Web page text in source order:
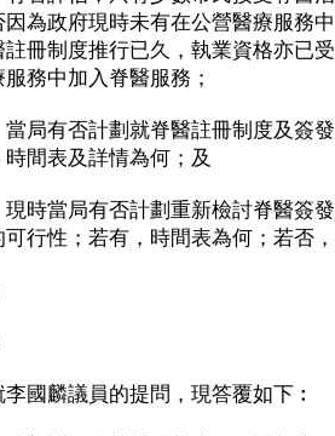
因為政府現時未有在公營醫療服務
註冊制度推行已久，執業資格亦已
務中加入脊醫服務；
當局有否計劃就脊醫註冊制度及簽
時間表及詳情為何；及
現時當局有否計劃重新檢討脊醫簽
可行性；若有，時間表為何；若否
麟議員的提問，現答覆如下︰